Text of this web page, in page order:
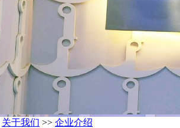
关于我们 >> 企业介绍